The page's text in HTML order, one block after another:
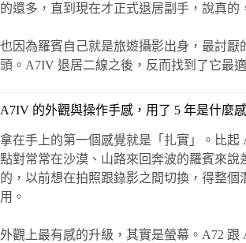
的還多，直到現在才正式退居副手，說真的
也因為羅賓自己就是旅遊攝影出身，最討
頭。A7IV 退居二線之後，反而找到了它最
A7IV 的外觀與操作手感，用了 5 年是什麼
拿在手上的第一個感覺就是「扎實」。比
點對常常在沙漠、山路來回奔波的羅賓來
的，以前想在拍照跟錄影之間切換，得整
用。
外觀上最有感的升級，其實是螢幕。A72